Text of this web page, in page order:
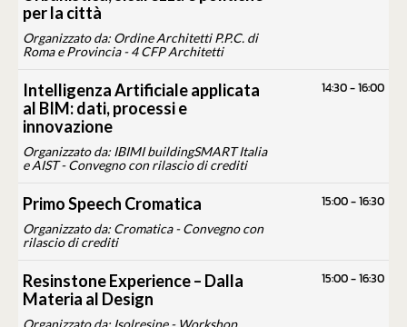
per la città
Organizzato da: Ordine Architetti P.P.C. di
Roma e Provincia - 4 CFP Architetti
Intelligenza Artificiale applicata
al BIM: dati, processi e
innovazione
Organizzato da: IBIMI buildingSMART Italia
e AIST - Convegno con rilascio di crediti
14:30-16:00
Primo Speech Cromatica
Organizzato da: Cromatica - Convegno con
rilascio di crediti
15:00-16:30
Resinstone Experience – Dalla
Materia al Design
15:00-16:30